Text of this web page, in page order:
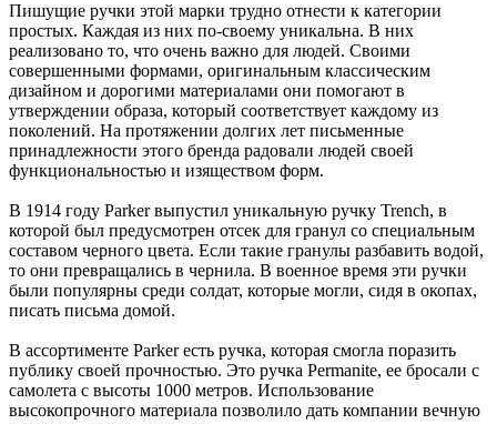
Пишущие ручки этой марки трудно отнести к категории
простых. Каждая из них по-своему уникальна. В них
реализовано то, что очень важно для людей. Своими
совершенными формами, оригинальным классическим
дизайном и дорогими материалами они помогают в
утверждении образа, который соответствует каждому из
поколений. На протяжении долгих лет письменные
принадлежности этого бренда радовали людей своей
функциональностью и изяществом форм.
В 1914 году Parker выпустил уникальную ручку Trench, в
которой был предусмотрен отсек для гранул со специальным
составом черного цвета. Если такие гранулы разбавить водой,
то они превращались в чернила. В военное время эти ручки
были популярны среди солдат, которые могли, сидя в окопах,
писать письма домой.
В ассортименте Parker есть ручка, которая смогла поразить
публику своей прочностью. Это ручка Permanite, ее бросали с
самолета с высоты 1000 метров. Использование
высокопрочного материала позволило дать компании вечную